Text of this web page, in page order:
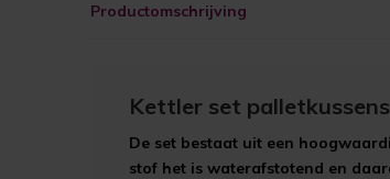
Productomschrijving
Kettler set
De set bestaat uit een
stof het is waterafstotend en